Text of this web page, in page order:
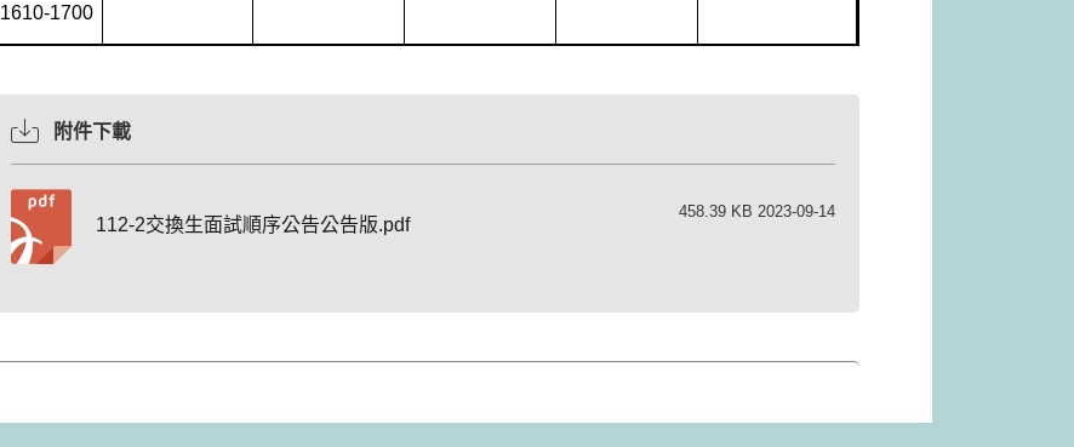
1610-1700
附件下載
112-2交換生面試順序公告公告版.pdf
458.39 KB 2023-09-14